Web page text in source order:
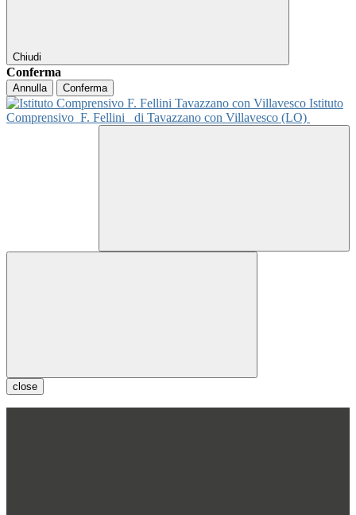
Chiudi
Conferma
Annulla Conferma
Istituto
Comprensivo F. Fellini di Tavazzano con Villavesco (LO)
close